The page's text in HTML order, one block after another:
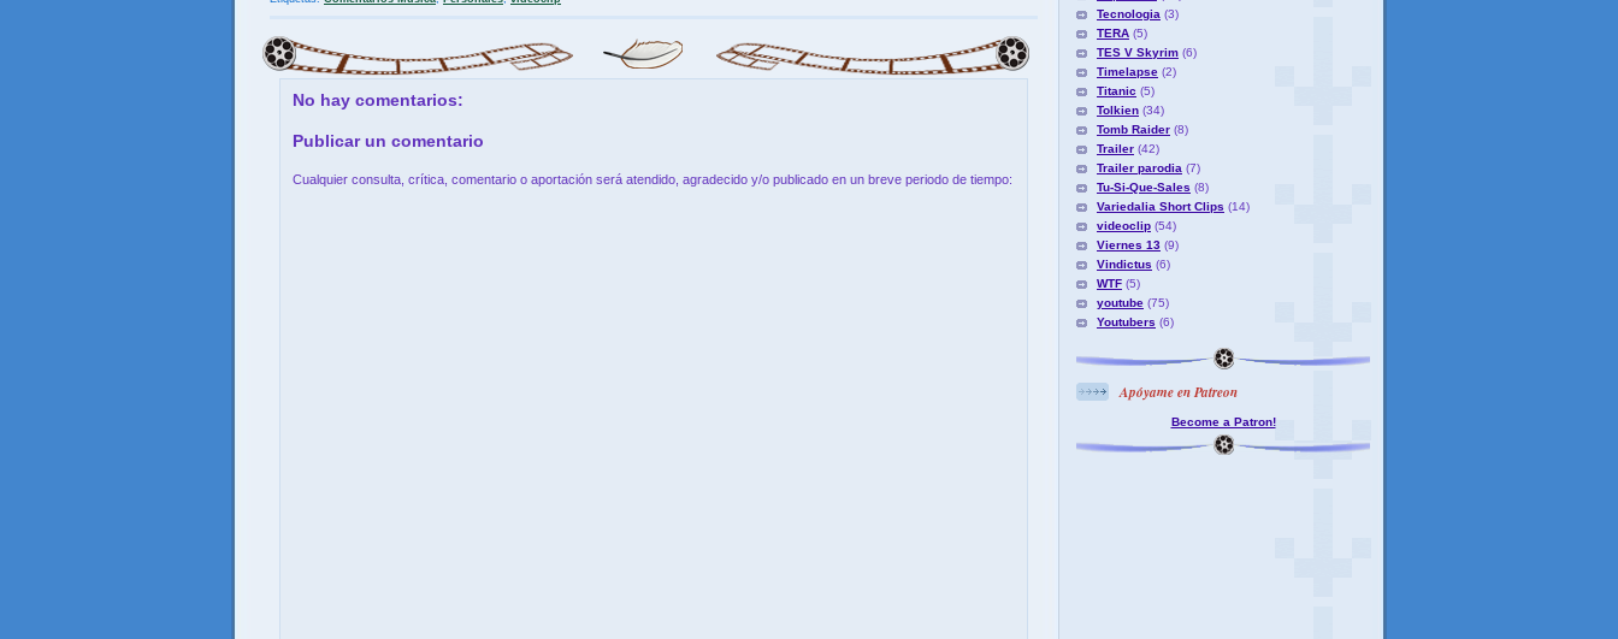
No hay comentarios:
Publicar un comentario
Cualquier consulta, crítica, comentario o aportación será atendido, agradecido y/o publicado en un breve periodo de tiempo:
Tecnologia (3)
TERA (5)
TES V Skyrim (6)
Timelapse (2)
Titanic (5)
Tolkien (34)
Tomb Raider (8)
Trailer (42)
Trailer parodia (7)
Tu-Si-Que-Sales (8)
Variedalia Short Clips (14)
videoclip (54)
Viernes 13 (9)
Vindictus (6)
WTF (5)
youtube (75)
Youtubers (6)
Apóyame en Patreon
Become a Patron!